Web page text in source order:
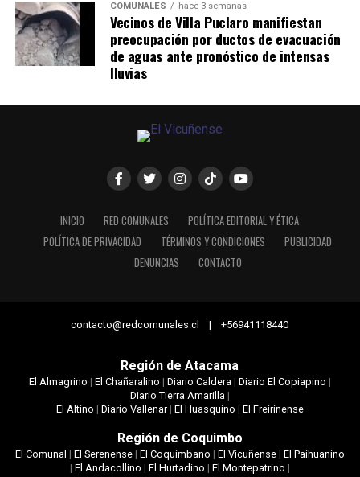
COMUNALES hace 3 semanas
Vecinos de Villa Puclaro manifiestan
preocupación por ductos de evacuación
de aguas ante pronóstico de intensas
lluvias
INICIO RED COMUNALES
POLÍTICA EDITORIAL Y ÉTICA
POLÍTICA DE PRIVACIDAD
TÉRMINOS Y CONDICIONES
PUBLICIDAD
DENUNCIAS
CONTACTO
contacto@redcomunales.cl | +56941118440
Región de Atacama
El Almagrino | El Chañaralino | Diario Caldera| Diario El Copiapino |
Diario Tierra Amarilla|
El Altino | Diario Vallenar| El Huasquino | El Freirinense
Región de Coquimbo
El Comunal | El Serenense| El Coquimbano | El Vicuñense| El Paihuanino
| El Andacollino | El Hurtadino | El Montepatrino |